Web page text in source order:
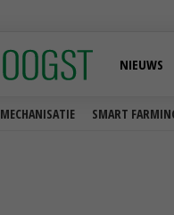
MECHANISATIE SMART
NIEUWS